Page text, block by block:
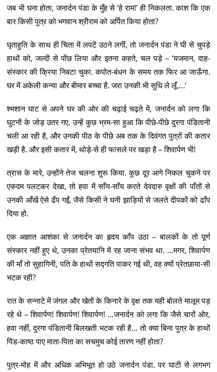
जब भी घना होता, जनार्दन पंडा के मुँह से ‘हे राम!’ ही निकलता. काश कि एक
बार किसी पुत्र को भगवान श्रीराम को अर्पित किया होता?
घृताहुति के साथ ही चिता में लपटें उठने लगीं, तो जनार्दन पंडा ने घी से चुपड़े
हाथों को, जल्दी से पोंछ लिया और इतना कहते, चल पड़े – ‘यजमान, दाह-
संस्कार की क्रिया निबटा चुका. कपोत-बंधन के समय तक फिर आ जाऊँगा.
घर में अकेली कन्या और बीमार बच्चा है. जरा उनकी भी सुधि ले लूँ….’
श्मशान घाट से अपने घर की ओर की चढ़ाई चढ़ते में, जनार्दन को लगा कि
घुटनों के जोड़ उतर गए. उन्हें कुछ भ्रम-सा हुआ कि पीछे-पीछे दुरगा पंडितानी
चली आ रही है, और उनकी पीठ के पीछे अब तक के दिवंगत पुत्रों की कतार
खड़ी है. और इसी कतार में, थोड़े-से ही फासले पर खड़ा है – शिवार्पण भी!
त्रास के मारे, उन्होंने तेज चलना शुरू किया. कुछ दूर आगे निकल चुकने पर
एकदम पलटकर देखा, तो हवा में साँय-साँय करते देवदारु वृक्षों की पाँतों से
उनकी आँखें ऐसे ढँप गईं, जैसे किसी ने घनी झाड़ियों से जलते दीपकों को ढाँप
दिया हो.
एक अज्ञात आशंका से जनार्दन का हृदय काँप उठा – बालकों के तो पूर्ण
संस्कार नहीं हुए थे, उनका प्रेतयानि में रह जाना संभव था. …मगर, शिवार्पण
की माँ तो सुहागिनी, पति के हाथों सद्गति पाकर गई थी, वह क्यों प्रेतछाया-सी
भटक रही?
रात के सन्नाटे में जंगल और खेतों के किनारे के वृक्ष तक यही बोलते मालूम पड़
रहे थे – शिवार्पण! शिवार्पण! शिवार्पण! …जनार्दन को लगा कि जैसे चारों ओर,
हवा नहीं, दुरगा पंडितानी बिलखती भटक रही है… तो क्या बिना पुत्र के हाथों
पिंड-काष्ठ पाए माता-पिता का सचमुच कोई तारण नहीं होता?
पुत्र-मोह में और अधिक अभिभूत हो उठे जनार्दन पंडा. पर घाटी से लगभग